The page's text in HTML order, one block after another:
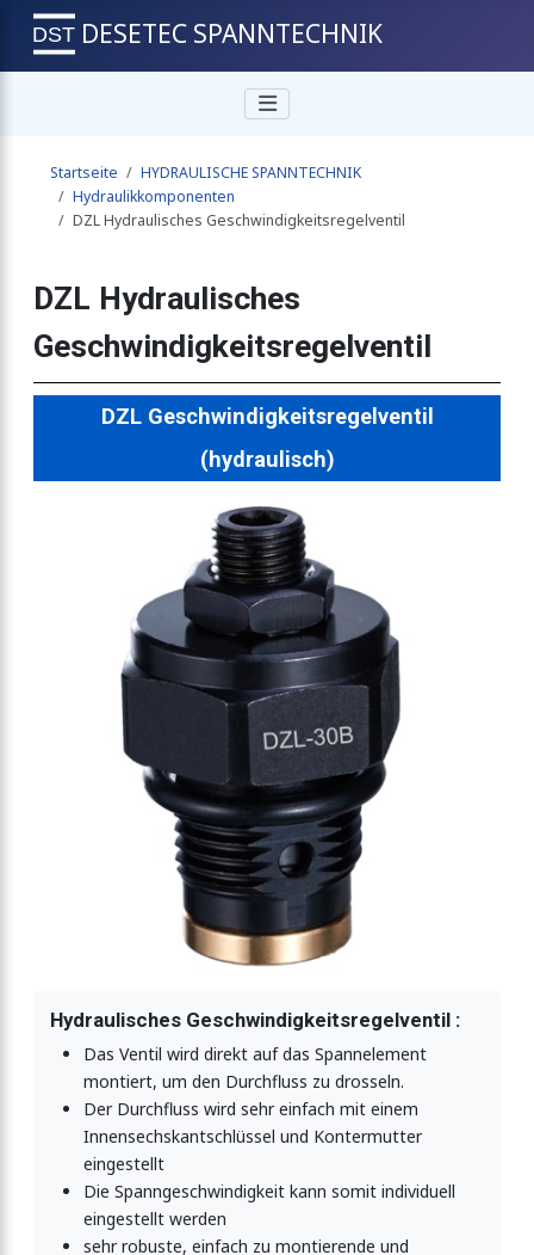
Folgeventil
DESETEC SPANNTECHNIK
Startseite
HYDRAULISCHE SPANNTECHNIK
Hydraulikkomponenten
DZL Hydraulisches Geschwindigkeitsregelventil
DZL Hydraulisches
Geschwindigkeitsregelventil
DZL Geschwindigkeitsregelventil
(hydraulisch)
Hydraulisches Geschwindigkeitsregelventil :
Das Ventil wird direkt auf das Spannelement
montiert, um den Durchfluss zu drosseln.
Der Durchfluss wird sehr einfach mit einem
Innensechskantschlüssel und Kontermutter
eingestellt
Die Spanngeschwindigkeit kann somit individuell
eingestellt werden
sehr robuste, einfach zu montierende und